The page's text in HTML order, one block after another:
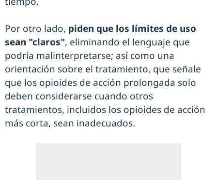
Por otro lado, piden que los límites de uso
sean "claros", eliminando el lenguaje que
podría malinterpretarse; así como una
orientación sobre el tratamiento, que señale
que los opioides de acción prolongada solo
deben considerarse cuando otros
tratamientos, incluidos los opioides de acción
más corta, sean inadecuados.